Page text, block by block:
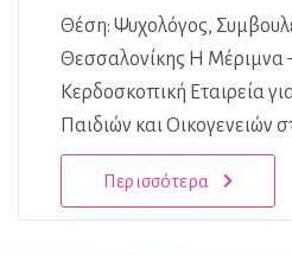
Θέση: Ψυχολόγος,
Θεσσαλονίκης Η Μέριμνα
Κερδοσκοπική Εταιρεία
Παιδιών και Οικογενειών
Περισσότερα